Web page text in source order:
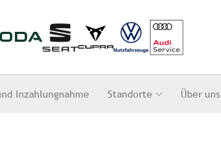
Inzahlungnahme Standorte Über uns